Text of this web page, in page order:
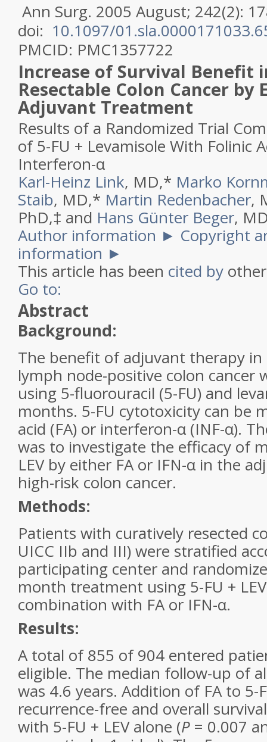
Ann Surg. 2005 August; 242(2):
doi: 10.1097/
PMCID: PMC1357722
Increase of Survival Benefit
Resectable Colon Cancer by
Adjuvant Treatment
Results of a Randomized Trial
of 5-FU + Levamisole With Folinic
Interferon-α
Karl-Heinz Link, MD,* Marko
Staib, MD,* Martin Redenbacher,
PhD,‡ and Hans Günter Beger,
Author information ► Copyright
information ►
This article has been cited by
Go to:
Abstract
Background:
The benefit of adjuvant therapy in
lymph node-positive colon cancer
using 5-fluorouracil (5-FU) and
months. 5-FU cytotoxicity can be
acid (FA) or interferon-α (INF-α).
was to investigate the efficacy of
LEV by either FA or IFN-α in the
high-risk colon cancer.
Methods:
Patients with curatively resected
UICC IIb and III) were stratified
participating center and
month treatment using 5-FU +
combination with FA or IFN-α.
Results:
A total of 855 of 904 entered
eligible. The median follow-up of
was 4.6 years. Addition of FA to 5-
recurrence-free and overall
with 5-FU + LEV alone (P = 0.007